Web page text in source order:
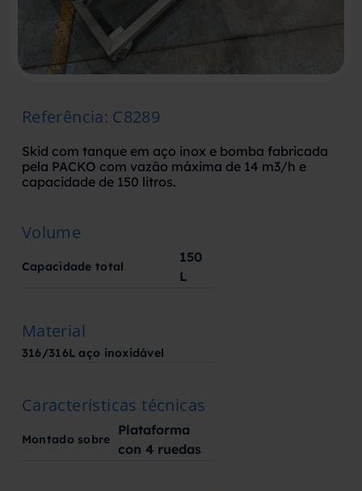
Referência: C8289
Skid com tanque em aço inox e bomba fabricada
pela PACKO com vazão máxima de 14 m3/h e
capacidade de 150 litros.
Volume
Capacidade total
150
L
Material
316/316L aço inoxidável
Características técnicas
Montado sobre
Plataforma
con 4 ruedas